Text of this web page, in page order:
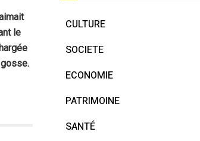
le
CULTURE
SOCIETE
ECONOMIE
PATRIMOINE
SANTÉ